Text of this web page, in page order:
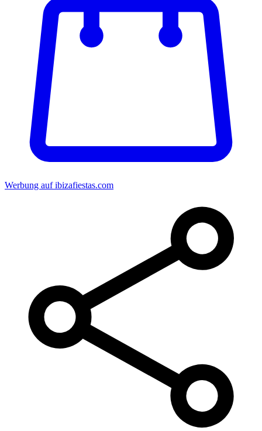
Werbung auf ibizafiestas.com